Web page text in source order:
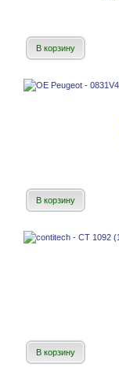
В корзину
В корзину
В корзину